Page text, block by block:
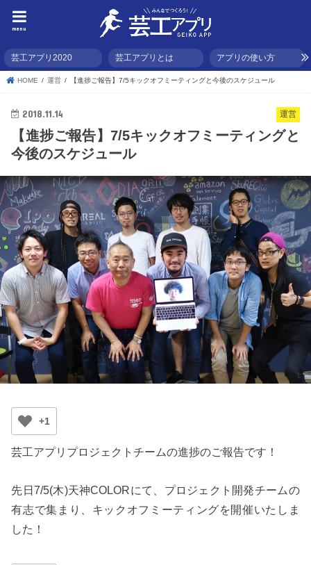
menu
芸工アプリ2020 芸工アプリとは アプリの使い方
HOME 運営 【進捗ご報告】7/5キックオフミーティングと今後のスケジュール
運営
2018.11.14
【進捗ご報告】7/5キックオフミーティングと
今後のスケジュール
+1
芸工アプリプロジェクトチームの進捗のご報告です！
先日7/5(木)天神COLORにて、プロジェクト開発チームの
有志で集まり、キックオフミーティングを開催いたしま
した！